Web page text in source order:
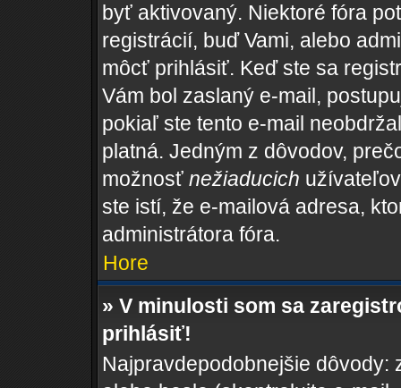
byť aktivovaný. Niektoré fóra
registrácií, buď Vami, alebo
môcť prihlásiť. Keď ste sa
Vám bol zaslaný e-mail,
pokiaľ ste tento e-mail
platná. Jedným z dôvodov,
možnosť nežiaducich
ste istí, že e-mailová adresa,
administrátora fóra.
Hore
» V minulosti som sa
prihlásiť!
Najpravdepodobnejšie